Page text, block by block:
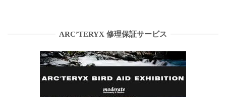
ARC’TERYX 修理保証サービス